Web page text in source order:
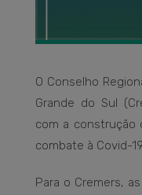
O Conselho
Grande do Sul
com a construção
combate à Covid-19.
Para o Cremers,